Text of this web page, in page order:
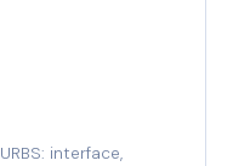
interface,